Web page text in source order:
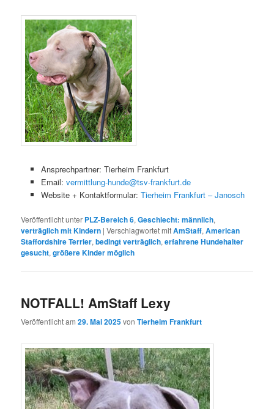
Ansprechpartner: Tierheim Frankfurt
Email: vermittlung-hunde@tsv-frankfurt.de
Website + Kontaktformular: Tierheim Frankfurt – Janosch
Veröffentlicht unter PLZ-Bereich 6,Geschlecht: männlich,
verträglich mit Kindern |Verschlagwortet mitAmStaff,American
Staffordshire Terrier,bedingt verträglich,erfahrene Hundehalter
gesucht,größere Kinder möglich
NOTFALL! AmStaff Lexy
Veröffentlicht am29. Mai 2025vonTierheim Frankfurt